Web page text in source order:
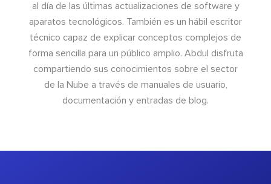
al día de las últimas actualizaciones de software y
aparatos tecnológicos. También es un hábil escritor
técnico capaz de explicar conceptos complejos de
forma sencilla para un público amplio. Abdul disfruta
compartiendo sus conocimientos sobre el sector
de la Nube a través de manuales de usuario,
documentación y entradas de blog.